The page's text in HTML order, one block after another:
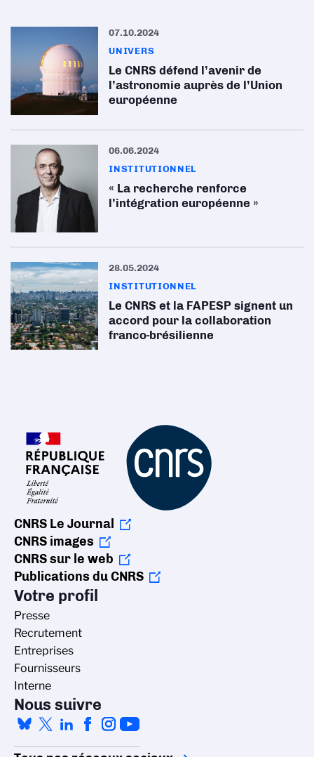
07.10.2024
UNIVERS
Le CNRS défend l’avenir de
l’astronomie auprès de l’Union
européenne
06.06.2024
INSTITUTIONNEL
« La recherche renforce
l’intégration européenne »
28.05.2024
INSTITUTIONNEL
Le CNRS et la FAPESP signent un
accord pour la collaboration
franco-brésilienne
CNRS Le Journal
CNRS images
CNRS sur le web
Publications du CNRS
Votre profil
Presse
Recrutement
Entreprises
Fournisseurs
Interne
Nous suivre